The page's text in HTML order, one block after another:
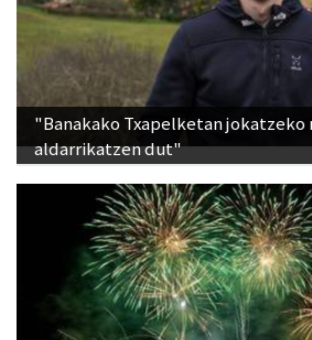
"Banakako Txapelketan jokatzeko
aldarrikatzen dut"